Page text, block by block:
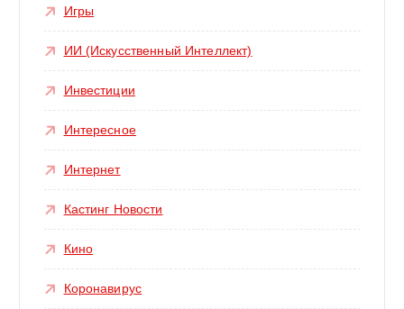
Игры
ИИ (Искусственный Интеллект)
Инвестиции
Интересное
Интернет
Кастинг Новости
Кино
Коронавирус